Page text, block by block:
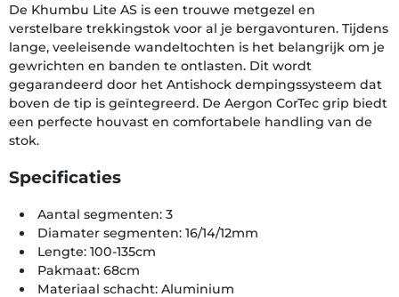
De Khumbu Lite AS is een trouwe metgezel en
verstelbare trekkingstok voor al je bergavonturen. Tijdens
lange, veeleisende wandeltochten is het belangrijk om je
gewrichten en banden te ontlasten. Dit wordt
gegarandeerd door het Antishock dempingssysteem dat
boven de tip is geïntegreerd. De Aergon CorTec grip biedt
een perfecte houvast en comfortabele handling van de
stok.
Specificaties
Aantal segmenten: 3
Diamater segmenten: 16/14/12mm
Lengte: 100-135cm
Pakmaat: 68cm
Materiaal schacht: Aluminium